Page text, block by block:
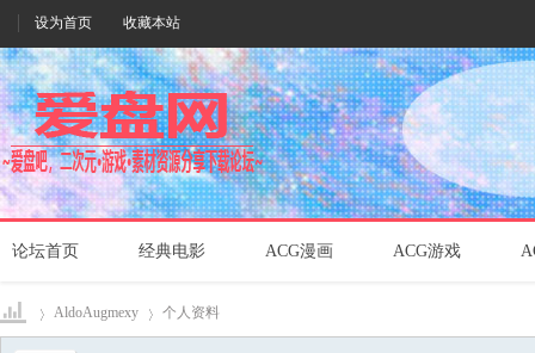
设为首页 收藏本站
论坛首页 经典电影 ACG漫画 ACG游戏
AldoAugmexy 个人资料